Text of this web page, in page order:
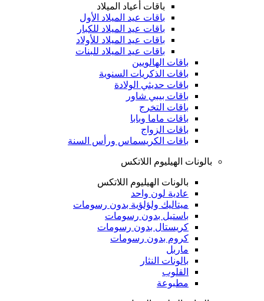
باقات أعياد الميلاد
باقات عيد الميلاد الأول
باقات عيد الميلاد للكبار
باقات عيد الميلاد للأولاد
باقات عيد الميلاد للبنات
باقات الهالويين
باقات الذكريات السنوية
باقات حديثي الولادة
باقات بيبي شاور
باقات التخرج
باقات ماما وبابا
باقات الزواج
باقات الكريسماس ورأس السنة
بالونات الهيليوم اللاتكس
بالونات الهيليوم اللاتكس
عادية لون واحد
ميتاليك ولؤلؤية بدون رسومات
باستيل بدون رسومات
كريستال بدون رسومات
كروم بدون رسومات
ماربل
بالونات النثار
القلوب
مطبوعة